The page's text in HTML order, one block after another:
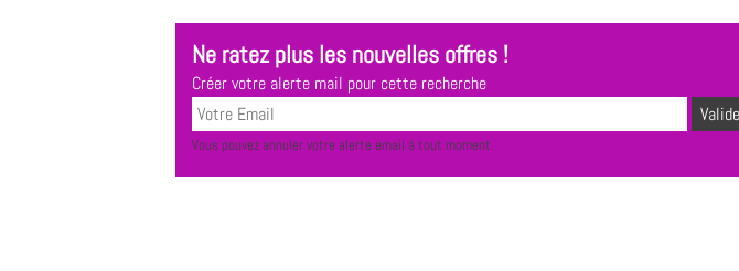
Ne ratez plus les nouvelles offres !
Créer votre alerte mail pour cette recherche
Vous pouvez annuler votre alerte email à tout moment.